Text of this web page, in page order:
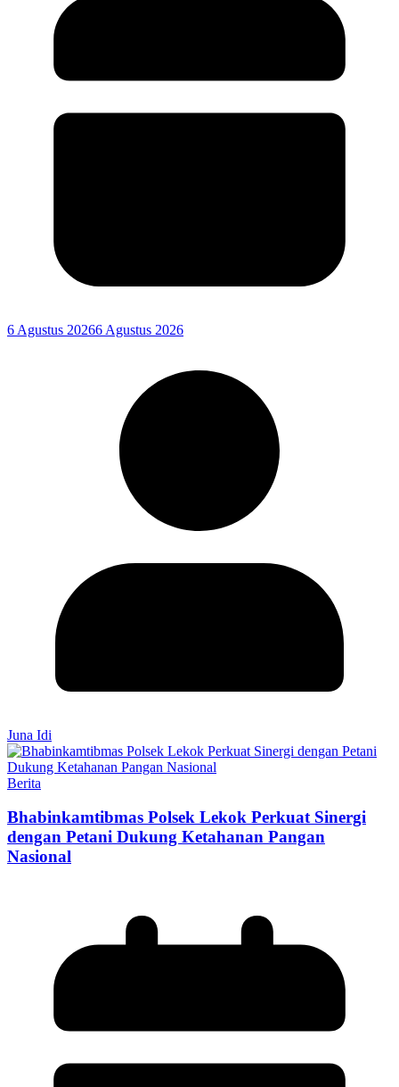
6 Agustus 20266 Agustus 2026
Juna Idi
Berita
Bhabinkamtibmas Polsek Lekok Perkuat Sinergi
dengan Petani Dukung Ketahanan Pangan
Nasional